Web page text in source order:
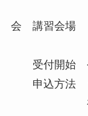
４階 (一
会 講習会場
受付開始 令
申込方法
初めてお